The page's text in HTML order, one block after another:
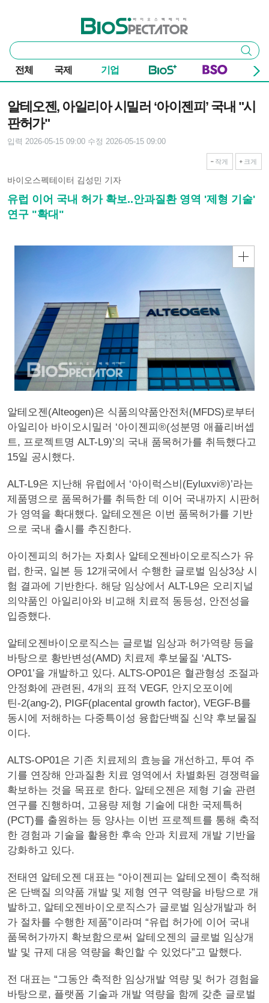
바이오스펙테이터
통
합
검
색
검색
전체 국제 기업
알테오젠, 아일리아 시밀러 ‘아이젠피’ 국내 "시
판허가"
입력 2026-05-15 09:00 수정 2026-05-15 09:00
작게 크게
바이오스펙테이터 김성민 기자
유럽 이어 국내 허가 확보..안과질환 영역 '제형 기술'
연구 "확대"
알테오젠(Alteogen)은 식품의약품안전처(MFDS)로부터
아일리아 바이오시밀러 ‘아이젠피®(성분명 애플리버셉
트, 프로젝트명 ALT-L9)’의 국내 품목허가를 취득했다고
15일 공시했다.
ALT-L9은 지난해 유럽에서 ‘아이럭스비(Eyluxvi®)’라는
제품명으로 품목허가를 취득한 데 이어 국내까지 시판허
가 영역을 확대했다. 알테오젠은 이번 품목허가를 기반
으로 국내 출시를 추진한다.
아이젠피의 허가는 자회사 알테오젠바이오로직스가 유
럽, 한국, 일본 등 12개국에서 수행한 글로벌 임상3상 시
험 결과에 기반한다. 해당 임상에서 ALT-L9은 오리지널
의약품인 아일리아와 비교해 치료적 동등성, 안전성을
입증했다.
알테오젠바이오로직스는 글로벌 임상과 허가역량 등을
바탕으로 황반변성(AMD) 치료제 후보물질 ‘ALTS-
OP01’을 개발하고 있다. ALTS-OP01은 혈관형성 조절과
안정화에 관련된, 4개의 표적 VEGF, 안지오포이에
틴-2(ang-2), PIGF(placental growth factor), VEGF-B를
동시에 저해하는 다중특이성 융합단백질 신약 후보물질
이다.
ALTS-OP01은 기존 치료제의 효능을 개선하고, 투여 주
기를 연장해 안과질환 치료 영역에서 차별화된 경쟁력을
확보하는 것을 목표로 한다. 알테오젠은 제형 기술 관련
연구를 진행하며, 고용량 제형 기술에 대한 국제특허
(PCT)를 출원하는 등 양사는 이번 프로젝트를 통해 축적
한 경험과 기술을 활용한 후속 안과 치료제 개발 기반을
강화하고 있다.
전태연 알테오젠 대표는 “아이젠피는 알테오젠이 축적해
온 단백질 의약품 개발 및 제형 연구 역량을 바탕으로 개
발하고, 알테오젠바이오로직스가 글로벌 임상개발과 허
가 절차를 수행한 제품”이라며 “유럽 허가에 이어 국내
품목허가까지 확보함으로써 알테오젠의 글로벌 임상개
발 및 규제 대응 역량을 확인할 수 있었다”고 말했다.
전 대표는 “그동안 축적한 임상개발 역량 및 허가 경험을
바탕으로, 플랫폼 기술과 개발 역량을 함께 갖춘 글로벌